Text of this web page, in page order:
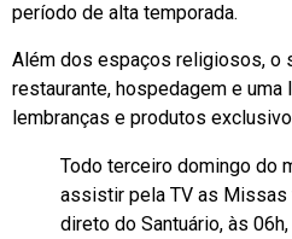
período de alta temporada.
Além dos espaços religiosos, o
restaurante, hospedagem e
lembranças e produtos
Todo terceiro domingo do
assistir pela TV as
direto do Santuário, às